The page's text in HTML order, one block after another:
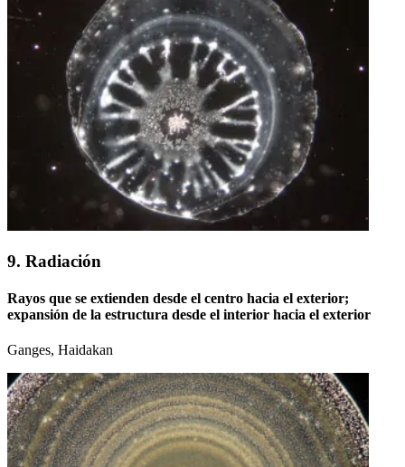
9. Radiación
Rayos que se extienden desde el centro hacia el exterior;
expansión de la estructura desde el interior hacia el exterior
Ganges, Haidakan